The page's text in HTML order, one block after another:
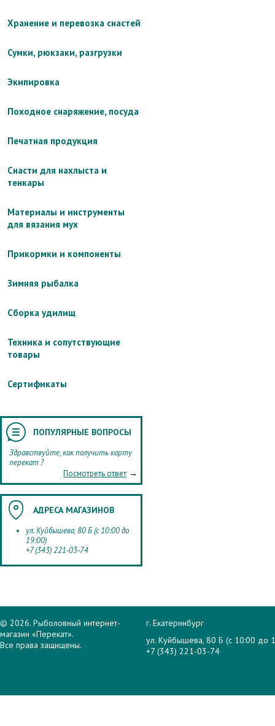
Хранение и перевозка снастей
Сумки, рюкзаки, разгрузки
Экипировка
Походное снаряжение, посуда
Печатная продукция
Снасти для нахлыста и
тенкары
Материалы и инструменты
для вязания мух
Прикормки и компоненты
Зимняя рыбалка
Сборка удилищ
Техника и сопутствующие
товары
Сертификаты
ПОПУЛЯРНЫЕ ВОПРОСЫ
Здравствуйте, как получить карту
перекат ?
Посмотреть ответ →
АДРЕСА МАГАЗИНОВ
ул. Куйбышева, 80 Б (с 10:00 до
19:00)
+7 (343) 221-03-74
© 2026. Рыболовный интернет-
магазин «Перекат».
Все права защищены.
г. Екатеринбург
ул. Куйбышева, 80 Б (с 10:00 до
+7 (343) 221-03-74